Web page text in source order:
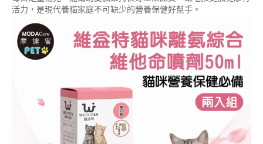
活力，是現代養貓家庭不可缺少的營養保健好幫手。